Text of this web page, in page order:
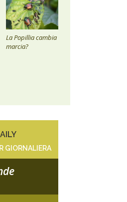
La Popillia cambia
marcia?
GIORNALIERA